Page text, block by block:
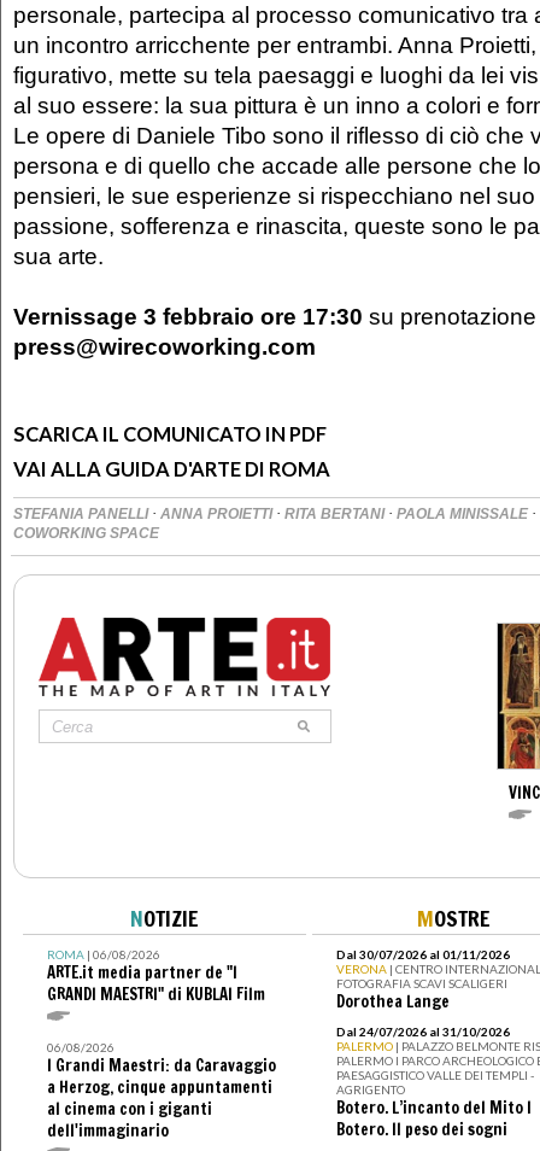
personale, partecipa al processo comunicativo tra
un incontro arricchente per entrambi. Anna
figurativo, mette su tela paesaggi e luoghi da lei
al suo essere: la sua pittura è un inno a colori e
Le opere di Daniele Tibo sono il riflesso di ciò che
persona e di quello che accade alle persone che
pensieri, le sue esperienze si rispecchiano nel
passione, sofferenza e rinascita, queste sono le
sua arte.
Vernissage 3 febbraio ore 17:30 su prenotazione
press@wirecoworking.com
SCARICA IL COMUNICATO IN PDF
VAI ALLA GUIDA D'ARTE DI ROMA
STEFANIA PANELLI · ANNA PROIETTI · RITA BERTANI · PAOLA MINISSALE ·
COWORKING SPACE
NOTIZIE
ROMA| 06/08/2026
ARTE.it media partner de "I
GRANDI MAESTRI" di KUBLAI Film
06/08/2026
I Grandi Maestri: da Caravaggio
a Herzog, cinque appuntamenti
al cinema con i giganti
dell'immaginario
MOSTRE
Dal 30/07/2026 al 01/11/2026
VERONA | CENTRO
FOTOGRAFIA SCAVI SCALIGERI
Dorothea Lange
Dal 24/07/2026 al 31/10/2026
PALERMO | PALAZZO BELMONTE
PALERMO I PARCO ARCHEOLOGICO
PAESAGGISTICO VALLE DEI TEMPLI -
AGRIGENTO
Botero. L’incanto del Mito I
Botero. Il peso dei sogni